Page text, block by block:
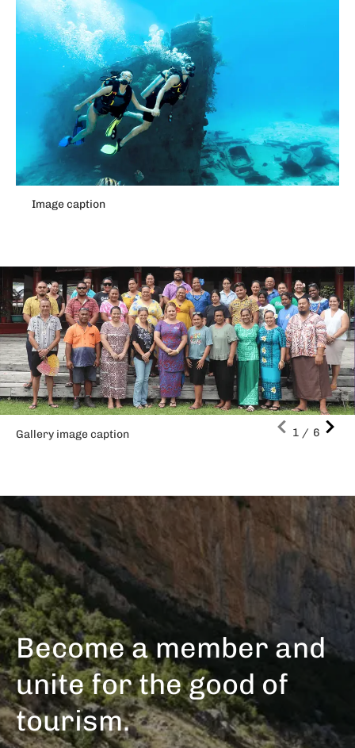
Image caption
Gallery image caption
Become a member and
unite for the good of
tourism.